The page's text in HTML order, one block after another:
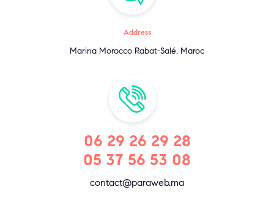
Address
Marina Morocco Rabat-Salé, Maroc
06 29 26 29 28
05 37 56 53 08
contact@paraweb.ma